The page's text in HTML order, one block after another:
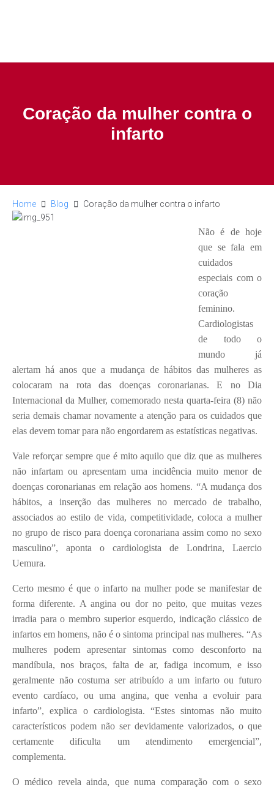
Coração da mulher contra o
infarto
Home Blog Coração da mulher contra o infarto
Não é de hoje
que se fala em
cuidados
especiais com o
coração
feminino.
Cardiologistas
de todo o
mundo já
alertam há anos que a mudança de hábitos das mulheres as
colocaram na rota das doenças coronarianas. E no Dia
Internacional da Mulher, comemorado nesta quarta-feira (8) não
seria demais chamar novamente a atenção para os cuidados que
elas devem tomar para não engordarem as estatísticas negativas.
Vale reforçar sempre que é mito aquilo que diz que as mulheres
não infartam ou apresentam uma incidência muito menor de
doenças coronarianas em relação aos homens. “A mudança dos
hábitos, a inserção das mulheres no mercado de trabalho,
associados ao estilo de vida, competitividade, coloca a mulher
no grupo de risco para doença coronariana assim como no sexo
masculino”, aponta o cardiologista de Londrina, Laercio
Uemura.
Certo mesmo é que o infarto na mulher pode se manifestar de
forma diferente. A angina ou dor no peito, que muitas vezes
irradia para o membro superior esquerdo, indicação clássico de
infartos em homens, não é o sintoma principal nas mulheres. “As
mulheres podem apresentar sintomas como desconforto na
mandíbula, nos braços, falta de ar, fadiga incomum, e isso
geralmente não costuma ser atribuído a um infarto ou futuro
evento cardíaco, ou uma angina, que venha a evoluir para
infarto”, explica o cardiologista. “Estes sintomas não muito
característicos podem não ser devidamente valorizados, o que
certamente dificulta um atendimento emergencial”,
complementa.
O médico revela ainda, que numa comparação com o sexo